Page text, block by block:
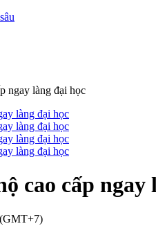
ngay làng đại học
cao cấp ngay